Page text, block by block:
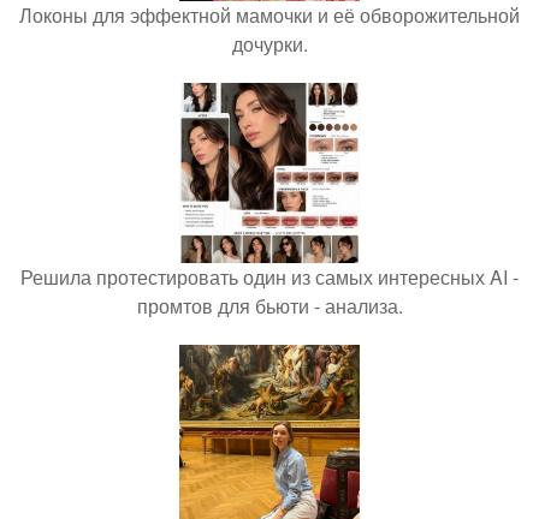
Локоны для эффектной мамочки и её обворожительной
дочурки.
Решила протестировать один из самых интересных AI -
промтов для бьюти - анализа.